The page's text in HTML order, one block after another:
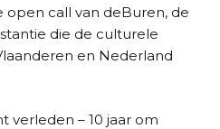
open call van deBuren, de
die de culturele
en Nederland
verleden – 10 jaar om